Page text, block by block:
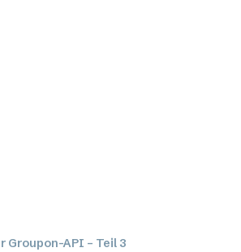
Groupon-API – Teil 3